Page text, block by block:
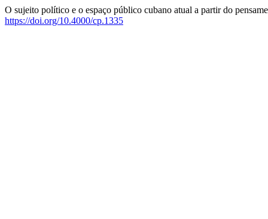
O sujeito político e o espaço público cubano atual a partir do
https://doi.org/10.4000/cp.1335